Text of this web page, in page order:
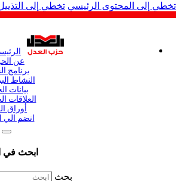
المحتوى الرئيسي تخطي إلى التذييل
الرئيسية
عن الحزب
برنامج الحزب
النشاط البرلماني
بيانات الحزب
العلاقات الخارجية
أوراق العدل
انضم الي الحزب
ابحث في الموقع